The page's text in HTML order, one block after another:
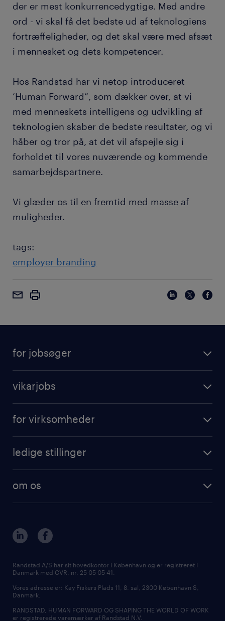
der er mest konkurrencedygtige. Med andre
ord - vi skal få det bedste ud af teknologiens
fortræffeligheder, og det skal være med afsæt
i mennesket og dets kompetencer.
Hos Randstad har vi netop introduceret
’Human Forward”, som dækker over, at vi
med menneskets intelligens og udvikling af
teknologien skaber de bedste resultater, og vi
håber og tror på, at det vil afspejle sig i
forholdet til vores nuværende og kommende
samarbejdspartnere.
Vi glæder os til en fremtid med masse af
muligheder.
tags:
employer branding
for jobsøger
vikarjobs
for virksomheder
ledige stillinger
om os
Randstad A/S har sit hovedkontor i København og er registreret i
Danmark med CVR. nr. 25 05 05 41.
Vores adresse er: Kay Fiskers Plads 11, 8. sal, 2300 København S,
Danmark.
RANDSTAD, HUMAN FORWARD OG SHAPING THE WORLD OF WORK
er registrerede varemærker af Randstad N.V.